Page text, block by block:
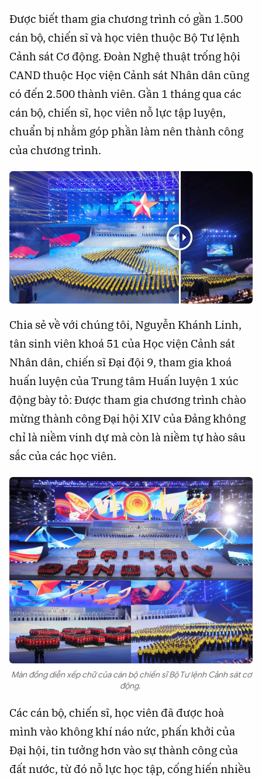
Được biết tham gia chương trình có gần 1.500
cán bộ, chiến sĩ và học viên thuộc Bộ Tư lệnh
Cảnh sát Cơ động. Đoàn Nghệ thuật trống hội
CAND thuộc Học viện Cảnh sát Nhân dân cũng
có đến 2.500 thành viên. Gần 1 tháng qua các
cán bộ, chiến sĩ, học viên nỗ lực tập luyện,
chuẩn bị nhằm góp phần làm nên thành công
của chương trình.
Chia sẻ về với chúng tôi, Nguyễn Khánh Linh,
tân sinh viên khoá 51 của Học viện Cảnh sát
Nhân dân, chiến sĩ Đại đội 9, tham gia khoá
huấn luyện của Trung tâm Huấn luyện 1 xúc
động bày tỏ: Được tham gia chương trình chào
mừng thành công Đại hội XIV của Đảng không
chỉ là niềm vinh dự mà còn là niềm tự hào sâu
sắc của các học viên.
Màn đồng diễn xếp chữ của cán bộ chiến sĩ Bộ Tư lệnh Cảnh sát cơ
động.
Các cán bộ, chiến sĩ, học viên đã được hoà
mình vào không khí náo nức, phấn khởi của
Đại hội, tin tưởng hơn vào sự thành công của
đất nước, từ đó nỗ lực học tập, cống hiến nhiều